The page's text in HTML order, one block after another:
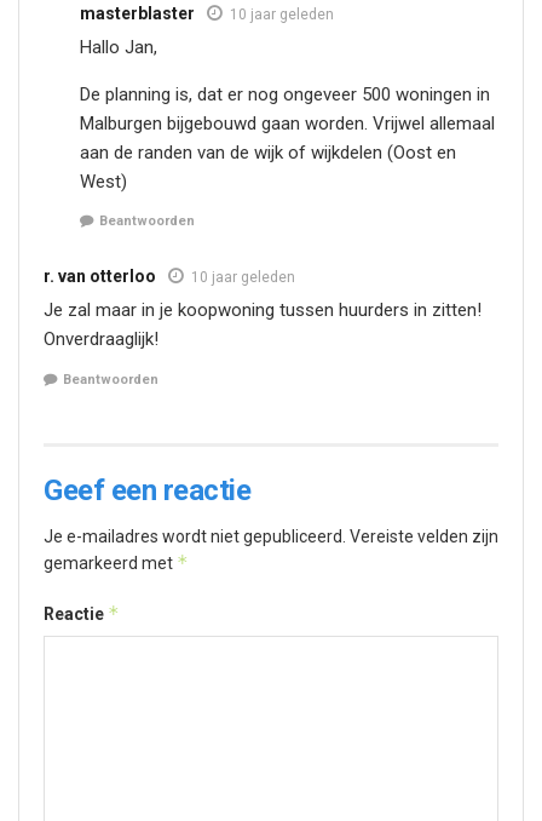
masterblaster 10 jaar geleden
Hallo Jan,
De planning is, dat er nog ongeveer 500 woningen in
Malburgen bijgebouwd gaan worden. Vrijwel allemaal
aan de randen van de wijk of wijkdelen (Oost en
West)
Beantwoorden
r. van otterloo 10 jaar geleden
Je zal maar in je koopwoning tussen huurders in zitten!
Onverdraaglijk!
Beantwoorden
Geef een reactie
Je e-mailadres wordt niet gepubliceerd. Vereiste velden zijn
gemarkeerd met *
Reactie *